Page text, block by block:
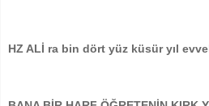
HZ ALİ ra bin dört yüz küsür yıl